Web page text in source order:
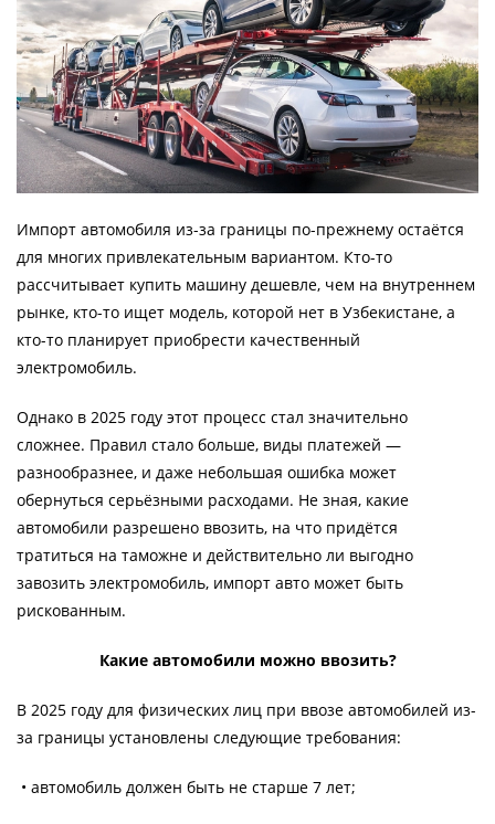
Импорт автомобиля из-за границы по-прежнему остаётся
для многих привлекательным вариантом. Кто-то
рассчитывает купить машину дешевле, чем на внутреннем
рынке, кто-то ищет модель, которой нет в Узбекистане, а
кто-то планирует приобрести качественный
электромобиль.
Однако в 2025 году этот процесс стал значительно
сложнее. Правил стало больше, виды платежей —
разнообразнее, и даже небольшая ошибка может
обернуться серьёзными расходами. Не зная, какие
автомобили разрешено ввозить, на что придётся
тратиться на таможне и действительно ли выгодно
завозить электромобиль, импорт авто может быть
рискованным.
Какие автомобили можно ввозить?
В 2025 году для физических лиц при ввозе автомобилей из-
за границы установлены следующие требования:
• автомобиль должен быть не старше 7 лет;